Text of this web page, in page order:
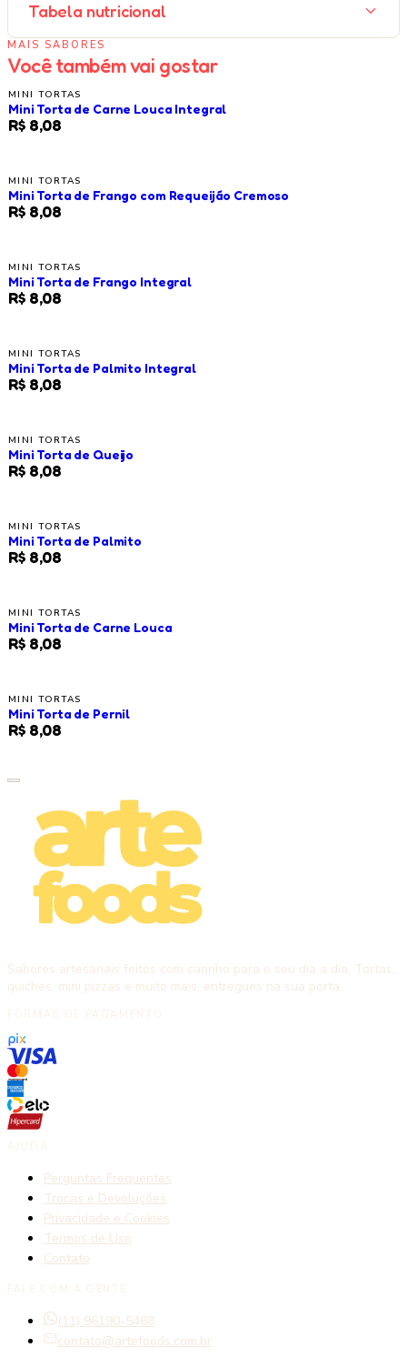
Tabela nutricional
MAIS SABORES
Você também vai gostar
MINI TORTAS
Mini Torta de Carne Louca Integral
R$ 8,08
MINI TORTAS
Mini Torta de Frango com Requeijão Cremoso
R$ 8,08
MINI TORTAS
Mini Torta de Frango Integral
R$ 8,08
MINI TORTAS
Mini Torta de Palmito Integral
R$ 8,08
MINI TORTAS
Mini Torta de Queijo
R$ 8,08
MINI TORTAS
Mini Torta de Palmito
R$ 8,08
MINI TORTAS
Mini Torta de Carne Louca
R$ 8,08
MINI TORTAS
Mini Torta de Pernil
R$ 8,08
Sabores artesanais feitos com carinho para o seu dia a dia. Tortas,
quiches, mini pizzas e muito mais, entregues na sua porta.
Perguntas Frequentes
Trocas e Devoluções
Privacidade e Cookies
Termos de Uso
Contato
(11) 96190-5468
contato@artefoods.com.br